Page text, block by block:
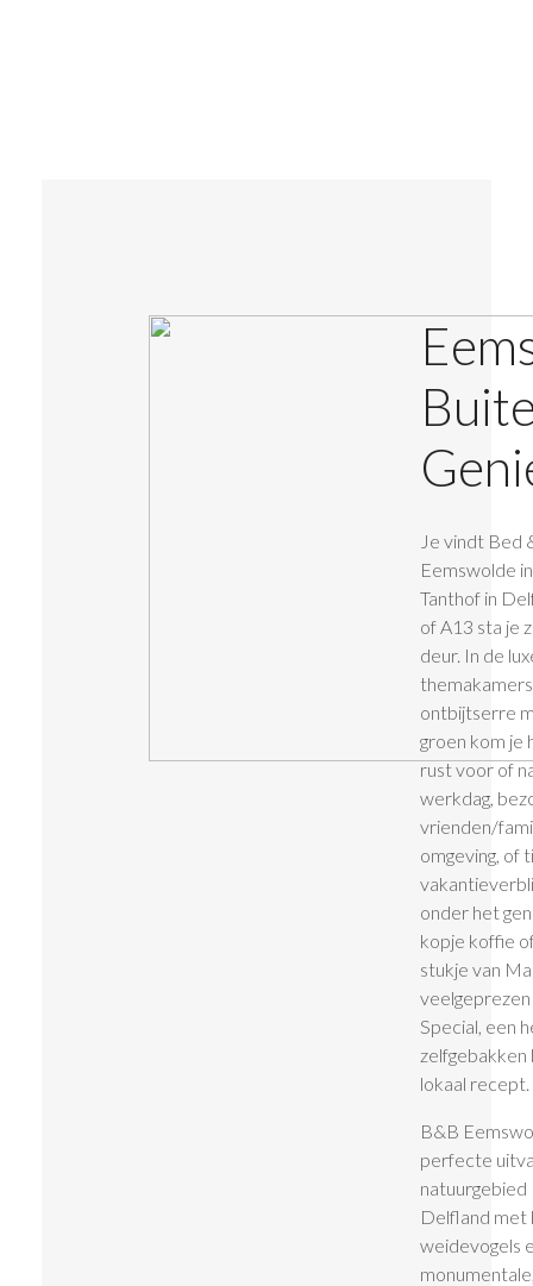
Je vindt Bed
Eemswolde
Tanthof in
of A13 sta je
deur. In de
ontbijtserre
groen kom je
rust voor of
werkdag,
vrienden/
omgeving, of
onder het
kopje koffie
stukje van
Special, een
lokaal recept.
B&B
perfecte
Delfland met
weidevogels